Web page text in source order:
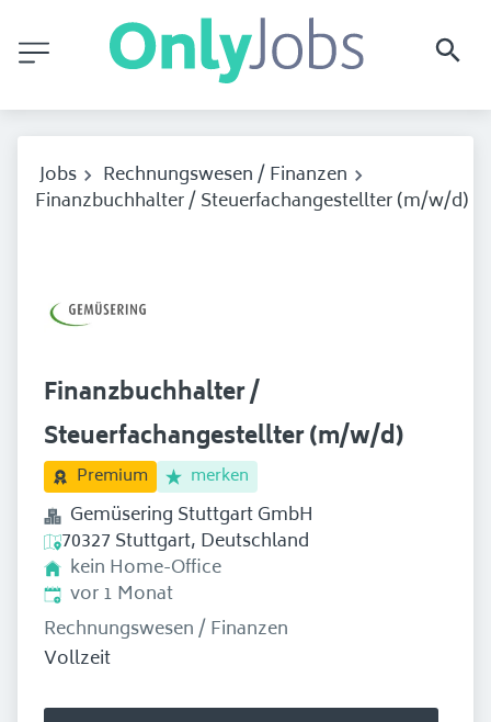
Jobs
Rechnungswesen / Finanzen
Finanzbuchhalter / Steuerfachangestellter (m/w/d)
Finanzbuchhalter /
Steuerfachangestellter (m/w/d)
Premium merken
Gemüsering Stuttgart GmbH
70327 Stuttgart, Deutschland
kein Home-Office
Erschienen:
vor 1 Monat
Rechnungswesen / Finanzen
Vollzeit